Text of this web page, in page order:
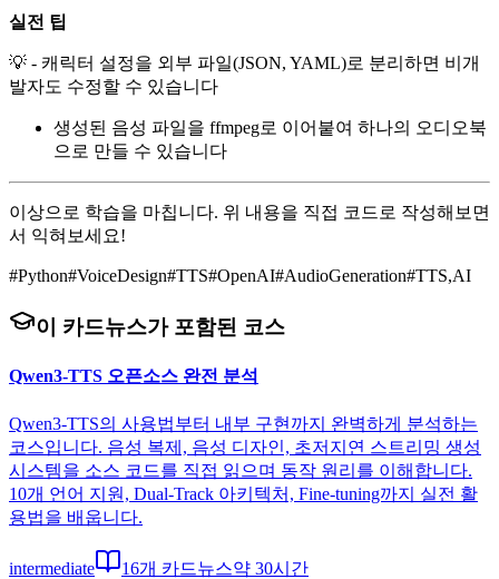
실전 팁
💡 - 캐릭터 설정을 외부 파일(JSON, YAML)로 분리하면 비개
발자도 수정할 수 있습니다
생성된 음성 파일을 ffmpeg로 이어붙여 하나의 오디오북
으로 만들 수 있습니다
이상으로 학습을 마칩니다. 위 내용을 직접 코드로 작성해보면
서 익혀보세요!
#Python#VoiceDesign#TTS#OpenAI#AudioGeneration#TTS,AI
이 카드뉴스가 포함된 코스
Qwen3-TTS 오픈소스 완전 분석
Qwen3-TTS의 사용법부터 내부 구현까지 완벽하게 분석하는
코스입니다. 음성 복제, 음성 디자인, 초저지연 스트리밍 생성
시스템을 소스 코드를 직접 읽으며 동작 원리를 이해합니다.
10개 언어 지원, Dual-Track 아키텍처, Fine-tuning까지 실전 활
용법을 배웁니다.
intermediate 16개 카드뉴스약 30시간